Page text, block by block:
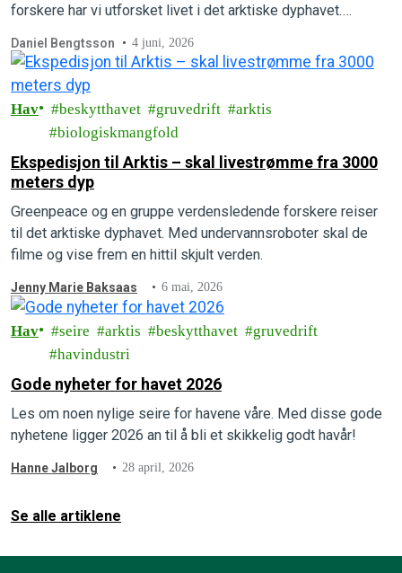
forskere har vi utforsket livet i det arktiske dyphavet.
flere helt nye, hittil ukjente arter.
Daniel Bengtsson 4 juni, 2026
Hav beskytthavet gruvedrift
arktis
biologiskmangfold
Ekspedisjon til Arktis – skal livestrømme fra 3000
meters dyp
Greenpeace og en gruppe verdensledende forskere reiser
til det arktiske dyphavet. Med undervannsroboter skal de
filme og vise frem en hittil skjult verden.
Jenny Marie Baksaas 6 mai, 2026
Hav seire arktis beskytthavet
gruvedrift
havindustri
Gode nyheter for havet 2026
Les om noen nylige seire for havene våre. Med disse gode
nyhetene ligger 2026 an til å bli et skikkelig godt havår!
Hanne Jalborg 28 april, 2026
Se alle artiklene